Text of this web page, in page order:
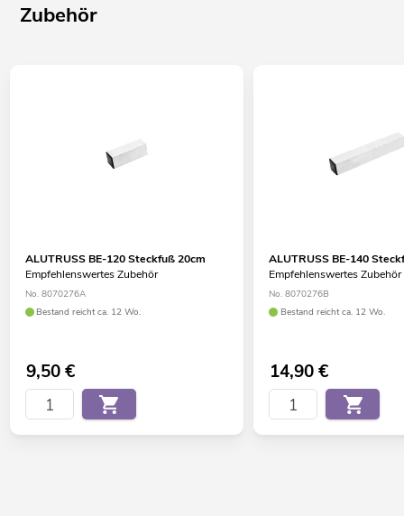
Zubehör
ALUTRUSS BE-120 Steckfuß 20cm
Empfehlenswertes Zubehör
No. 8070276A
Bestand reicht ca. 12 Wo.
9,50€
ALUTRUSS BE-140
Empfehlenswertes Zubehör
No. 8070276B
Bestand reicht ca. 12 Wo.
14,90€